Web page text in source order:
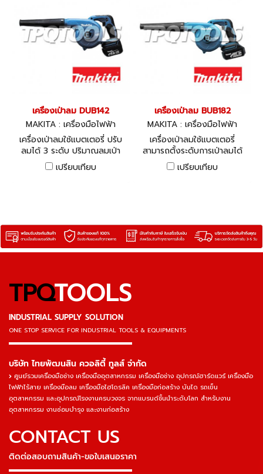
เครื่องเป่าลม DUB142
MAKITA : เครื่องมือไฟฟ้า
เครื่องเป่าลมใช้แบตเตอรี่ ปรับ
ลมได้ 3 ระดับ ปริมาณลมเป่า
2.6 ลบ.ม./นาที
เปรียบเทียบ
เครื่องเป่าลม BUB182
MAKITA : เครื่องมือไฟฟ้า
เครื่องเป่าลมใช้แบตเตอรี่
สามารถตั้งระดับการเป่าลมได้
สูง กลาง ต่ำ มีตัวป้องกัน
ไฟฟ้าสถิต เพื่อความสะดวกใน
เปรียบเทียบ
TPQTOOLS
INDUSTRIAL SUPPLY SOLUTION
ONE STOP SERVICE FOR INDUSTRIAL TOOLS & EQUIPMENTS
▬▬▬▬▬▬▬▬▬▬▬▬▬▬▬
บริษัท ไทยพัฒนสิน ควอลิตี้ ทูลส์ จำกัด
ศูนย์รวมเครื่องมือช่าง เครื่องมืออุตสาหกรรม เครื่องมือช่าง อุปกรณ์ฮาร์ดแวร์ เครื่องมือ
ไฟฟ้าไร้สาย เครื่องมือลม เครื่องมือไฮโดรลิค เครื่องมือก่อสร้าง บันได รถเข็น
อุตสาหกรรม และอุปกรณ์โรงงานครบวงจร จากแบรนด์ชั้นนำระดับโลก สำหรับงาน
อุตสาหกรรม งานซ่อมบำรุง และงานก่อสร้าง
CONTACT US
ติดต่อสอบถามสินค้า-ขอใบเสนอราคา
▬▬▬▬▬▬▬▬▬▬▬▬▬▬▬